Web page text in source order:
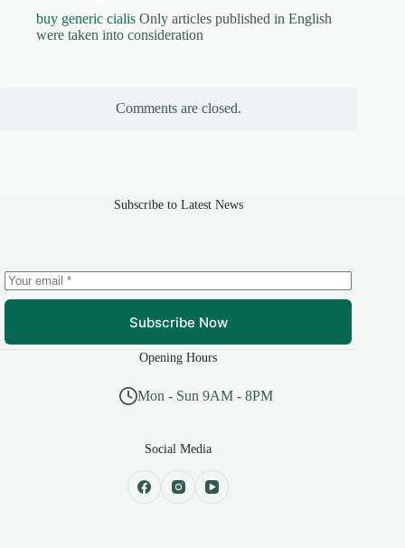
buy generic cialis Only articles published in English
were taken into consideration
Comments are closed.
Subscribe to Latest News
Subscribe Now
Opening Hours
Mon - Sun 9AM - 8PM
Social Media